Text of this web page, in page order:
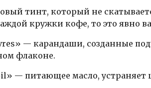
тинт, который не
кружки кофе, то это явно
— карандаши, созданные
флаконе.
— питающее масло,